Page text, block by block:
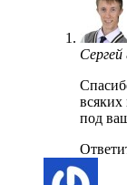
Сергей
всяких
под